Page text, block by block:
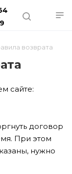
возврата
сайте:
договор
При этом
нужно